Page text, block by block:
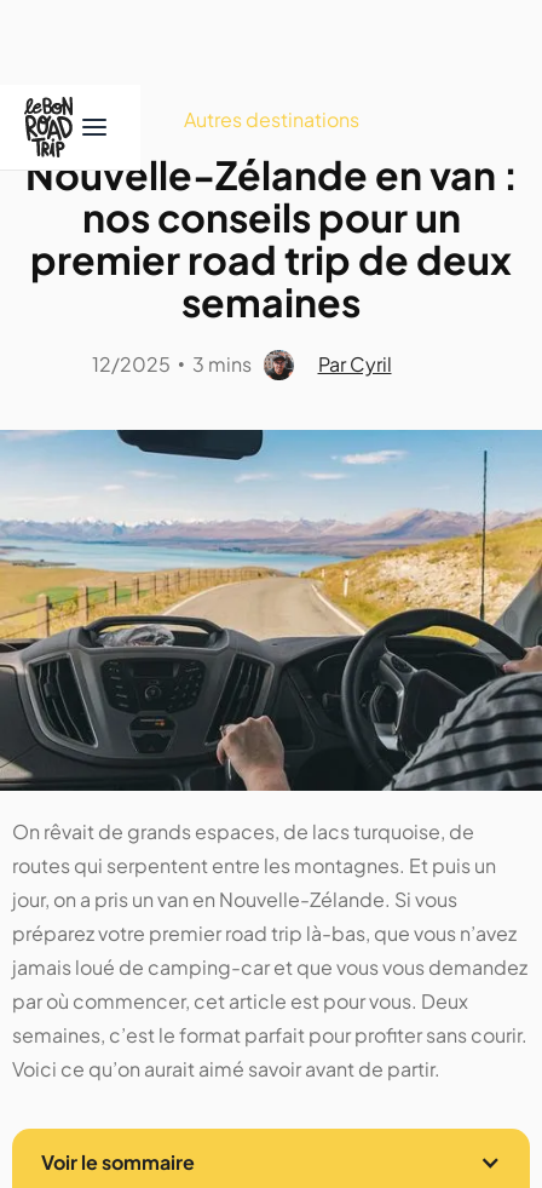
Autres destinations
Nouvelle-Zélande en van :
nos conseils pour un
premier road trip de deux
semaines
12/2025 • 3 mins Par Cyril
On rêvait de grands espaces, de lacs turquoise, de
routes qui serpentent entre les montagnes. Et puis un
jour, on a pris un van en Nouvelle-Zélande. Si vous
préparez votre premier road trip là-bas, que vous n’avez
jamais loué de camping-car et que vous vous demandez
par où commencer, cet article est pour vous. Deux
semaines, c’est le format parfait pour profiter sans courir.
Voici ce qu’on aurait aimé savoir avant de partir.
Voir le sommaire